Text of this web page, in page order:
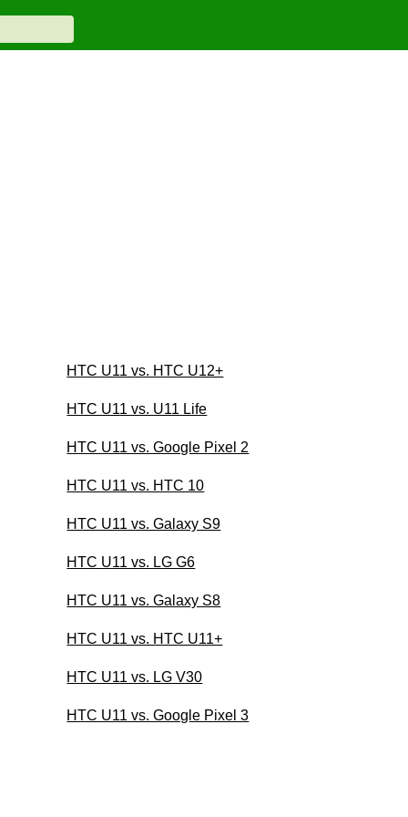
HTC U11 vs. HTC U12+
HTC U11 vs. U11 Life
HTC U11 vs. Google Pixel 2
HTC U11 vs. HTC 10
HTC U11 vs. Galaxy S9
HTC U11 vs. LG G6
HTC U11 vs. Galaxy S8
HTC U11 vs. HTC U11+
HTC U11 vs. LG V30
HTC U11 vs. Google Pixel 3